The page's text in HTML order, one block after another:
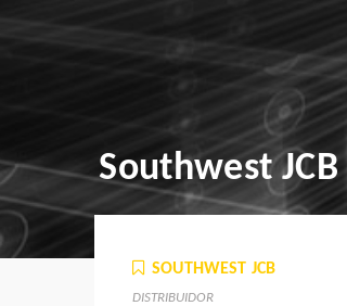
Southwest JCB
SOUTHWEST JCB
DISTRIBUIDOR